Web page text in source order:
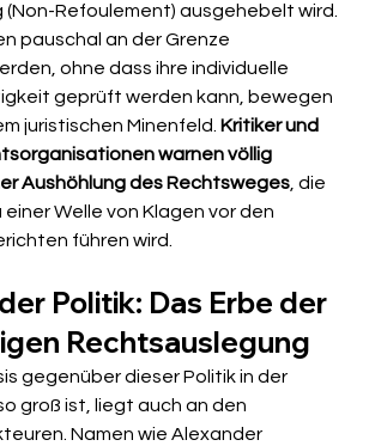
(Non-Refoulement) ausgehebelt wird.
pauschal an der Grenze
ohne dass ihre individuelle
geprüft werden kann, bewegen
juristischen Minenfeld. Kritiker und
warnen völlig
Aushöhlung des Rechtsweges , die
einer Welle von Klagen vor den
führen wird.
Politik: Das Erbe der
Rechtsauslegung
gegenüber dieser Politik in der
groß ist, liegt auch an den
Namen wie Alexander